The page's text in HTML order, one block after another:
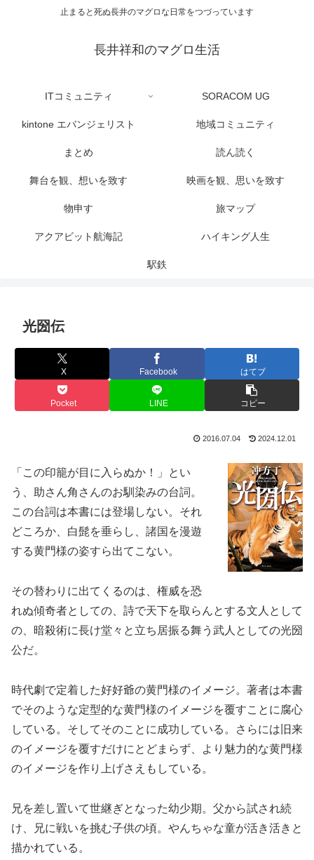
止まると死ぬ長井のマグロな日常をつづっています
長井祥和のマグロ生活
ITコミュニティ SORACOM UG
kintone エバンジェリスト 地域コミュニティ
まとめ 読ん読く
舞台を観、想いを致す 映画を観、思いを致す
物申す 旅マップ
アクアビット航海記 ハイキング人生
駅鉄
光圀伝
X Facebook はてブ
Pocket LINE コピー
2016.07.04 2024.12.01
「この印籠が目に入らぬか！」とい
う、助さん角さんのお馴染みの台詞。
この台詞は本書には登場しない。それ
どころか、白髭を垂らし、諸国を漫遊
する黄門様の姿すら出てこない。
その替わりに出てくるのは、権威を恐
れぬ傾奇者としての、詩で天下を取らんとする文人として
の、暗殺術に長け堂々と立ち居振る舞う武人としての光圀
公だ。
時代劇で定着した好好爺の黄門様のイメージ。著者は本書
でそのような定型的な黄門様のイメージを覆すことに腐心
している。そしてそのことに成功している。さらには旧来
のイメージを覆すだけにとどまらず、より魅力的な黄門様
のイメージを作り上げさえもしている。
兄を差し置いて世継ぎとなった幼少期。父から試され続
け、兄に戦いを挑む子供の頃。やんちゃな童が活き活きと
描かれている。